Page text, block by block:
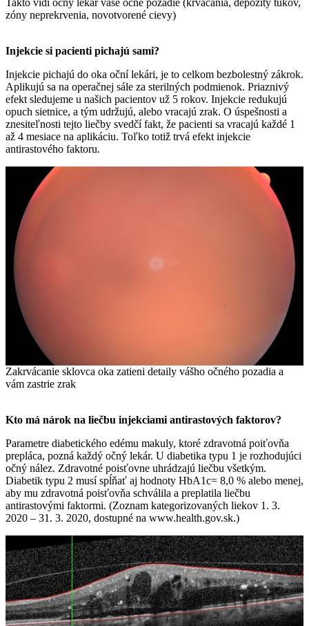
zóny neprekrvenia, novotvorené cievy)
Injekcie si pacienti pichajú sami?
Injekcie pichajú do oka oční lekári, je to celkom bezbolestný zákrok.
Aplikujú sa na operačnej sále za sterilných podmienok. Priaznivý
efekt sledujeme u našich pacientov už 5 rokov. Injekcie redukujú
opuch sietnice, a tým udržujú, alebo vracajú zrak. O úspešnosti a
znesiteľnosti tejto liečby svedčí fakt, že pacienti sa vracajú každé 1
až 4 mesiace na aplikáciu. Toľko totiž trvá efekt injekcie
antirastového faktoru.
Zakrvácanie sklovca oka zatieni detaily vášho očného pozadia a
vám zastrie zrak
Kto má nárok na liečbu injekciami antirastových faktorov?
Parametre diabetického edému makuly, ktoré zdravotná poiťovňa
prepláca, pozná každý očný lekár. U diabetika typu 1 je rozhodujúci
očný nález. Zdravotné poisťovne uhrádzajú liečbu všetkým.
Diabetik typu 2 musí spĺňať aj hodnoty HbA1c= 8,0 % alebo menej,
aby mu zdravotná poisťovňa schválila a preplatila liečbu
antirastovými faktormi. (Zoznam kategorizovaných liekov 1. 3.
2020 – 31. 3. 2020, dostupné na www.health.gov.sk.)